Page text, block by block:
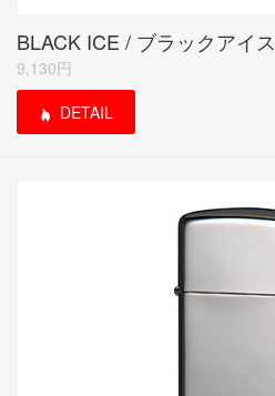
BLACK ICE / ブラックアイス
9,130円
DETAIL